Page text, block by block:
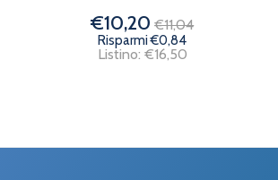
€10,20 €11,04
Risparmi €0,84
Listino: €16,50